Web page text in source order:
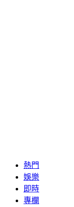
熱門
娛樂
即時
專欄